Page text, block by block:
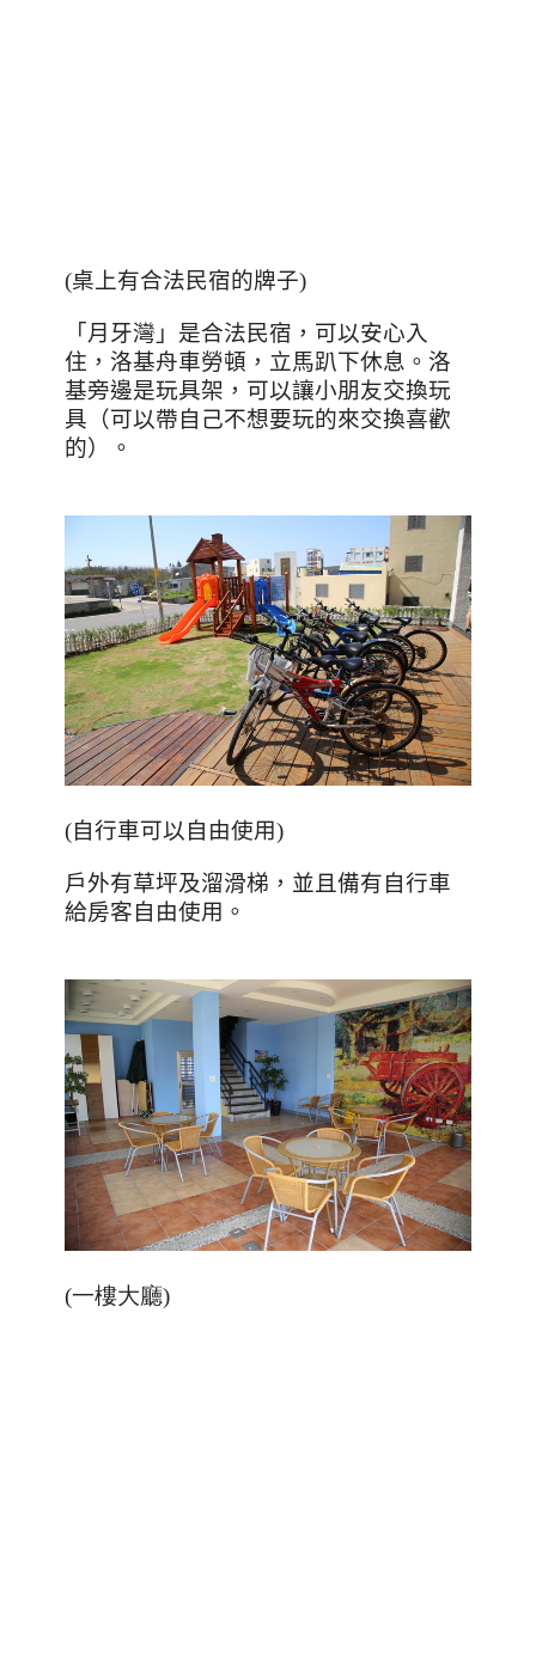
(桌上有合法民宿的牌子)
「月牙灣」是合法民宿，可以安心入
住，洛基舟車勞頓，立馬趴下休息。洛
基旁邊是玩具架，可以讓小朋友交換玩
具（可以帶自己不想要玩的來交換喜歡
的）。
(自行車可以自由使用)
戶外有草坪及溜滑梯，並且備有自行車
給房客自由使用。
(一樓大廳)